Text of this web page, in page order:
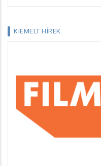
KIEMELT HÍREK